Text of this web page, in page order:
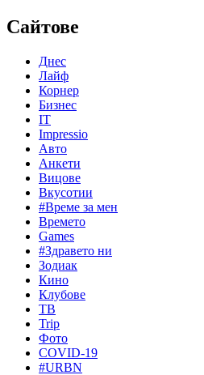
Сайтове
Днес
Лайф
Корнер
Бизнес
IT
Impressio
Авто
Анкети
Вицове
Вкусотии
#Време за мен
Времето
Games
#Здравето ни
Зодиак
Кино
Клубове
ТВ
Trip
Фото
COVID-19
#URBN